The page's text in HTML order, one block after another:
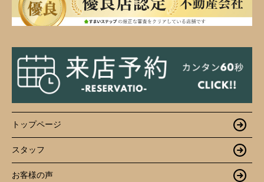
トップページ
スタッフ
お客様の声